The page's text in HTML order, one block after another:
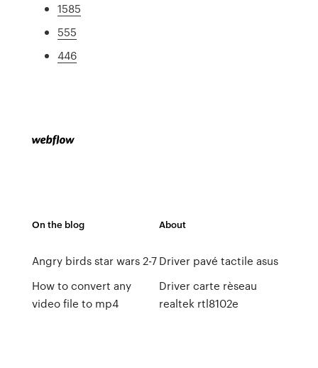
1585
555
446
On the blog
Angry birds star wars 2-7
How to convert any
video file to mp4
About
Driver pavé tactile asus
Driver carte rèseau
realtek rtl8102e